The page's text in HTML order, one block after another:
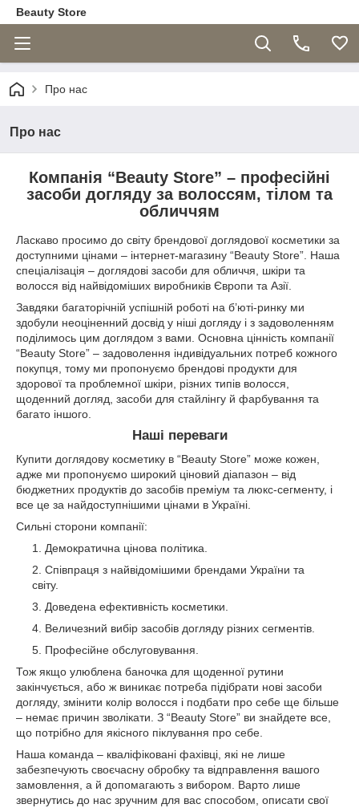
Beauty Store
Про нас
Про нас
Компанія “Beauty Store” – професійні
засоби догляду за волоссям, тілом та
обличчям
Ласкаво просимо до світу брендової доглядової косметики за
доступними цінами – інтернет-магазину “Beauty Store”. Наша
спеціалізація – доглядові засоби для обличчя, шкіри та
волосся від найвідоміших виробників Європи та Азії.
Завдяки багаторічній успішній роботі на б’юті-ринку ми
здобули неоціненний досвід у ніші догляду і з задоволенням
поділимось цим доглядом з вами. Основна цінність компанії
“Beauty Store” – задоволення індивідуальних потреб кожного
покупця, тому ми пропонуємо брендові продукти для
здорової та проблемної шкіри, різних типів волосся,
щоденний догляд, засоби для стайлінгу й фарбування та
багато іншого.
Наші переваги
Купити доглядову косметику в “Beauty Store” може кожен,
адже ми пропонуємо широкий ціновий діапазон – від
бюджетних продуктів до засобів преміум та люкс-сегменту, і
все це за найдоступнішими цінами в Україні.
Сильні сторони компанії:
Демократична цінова політика.
Співпраця з найвідомішими брендами України та
світу.
Доведена ефективність косметики.
Величезний вибір засобів догляду різних сегментів.
Професійне обслуговування.
Тож якщо улюблена баночка для щоденної рутини
закінчується, або ж виникає потреба підібрати нові засоби
догляду, змінити колір волосся і подбати про себе ще більше
– немає причин зволікати. З “Beauty Store” ви знайдете все,
що потрібно для якісного піклування про себе.
Наша команда – кваліфіковані фахівці, які не лише
забезпечують своєчасну обробку та відправлення вашого
замовлення, а й допомагають з вибором. Варто лише
звернутись до нас зручним для вас способом, описати свої